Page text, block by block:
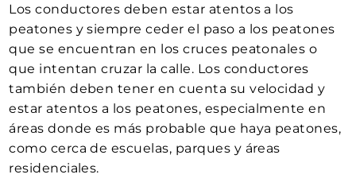
Los conductores deben estar atentos a los
peatones y siempre ceder el paso a los peatones
que se encuentran en los cruces peatonales o
que intentan cruzar la calle. Los conductores
también deben tener en cuenta su velocidad y
estar atentos a los peatones, especialmente en
áreas donde es más probable que haya peatones,
como cerca de escuelas, parques y áreas
residenciales.